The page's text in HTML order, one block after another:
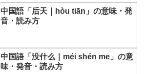
中国語「后天｜hòu tiān」の意味・発
音・読み方
中国語「没什么｜méi shén me」の意
味・発音・読み方